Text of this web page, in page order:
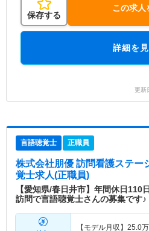
保存する
この求人
詳細を
更
言語聴覚士 正職員
株式会社朋優 訪問看護ステー
覚士求人(正職員)
【愛知県/春日井市】年間休日110
訪問で言語聴覚士さんの募集です♪
【モデル月収】 25.0